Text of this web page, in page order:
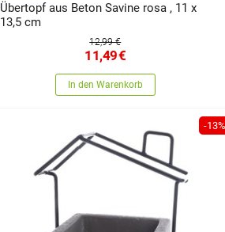
Übertopf aus Beton Savine rosa , 11 x
13,5 cm
12,99 €
11,49€
In den Warenkorb
-13%